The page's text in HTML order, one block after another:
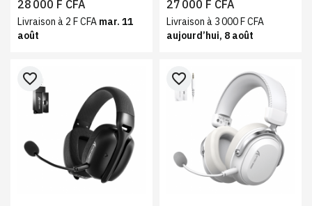
28 000 F CFA
Livraison à 2 F CFA mar. 11
août
27 000 F CFA
Livraison à 3 000 F CFA
aujourd’hui, 8 août
favorite_border favorite_border